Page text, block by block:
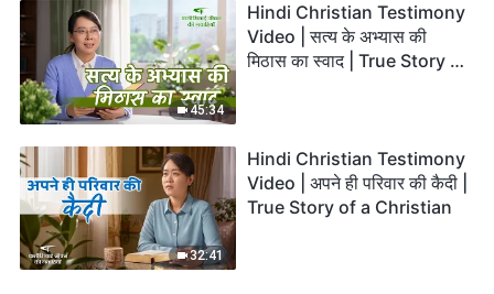
45:34
Hindi Christian Testimony
Video | सत्य के अभ्यास की
मिठास का स्वाद | True Story of
32:41
Hindi Christian Testimony
Video | अपने ही परिवार की कैदी |
True Story of a Christian